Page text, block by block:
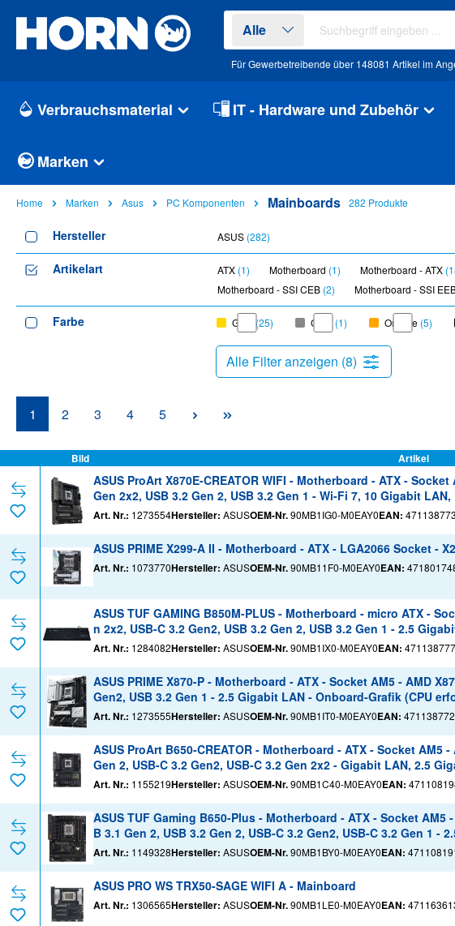
Zur Hauptnavigation springen
Alle
Für Gewerbetreibende über 148081 Artikel im
Verbrauchsmaterial IT - Hardware und Zubehör
Marken
Home Marken Asus PC Komponenten Mainboards 282 Produkte
Hersteller ASUS (282)
Artikelart ATX (1) Motherboard (1) Motherboard - ATX
Motherboard - SSI CEB (2) Motherboard - SSI
Farbe Gold (25) Grau (1) Orange (5)
Alle Filter anzeigen (8)
Seite
1 Seite
2 Seite
3 Seite
4 Seite
5
Bild Artikel
ASUS ProArt X870E-CREATOR WIFI - Motherboard - ATX -
Gen 2x2, USB 3.2 Gen 2, USB 3.2 Gen 1 - Wi-Fi 7, 10 Gigabit
h) - HD Audio (8-Kanal)
Art. Nr.: 1273554Hersteller: ASUSOEM-Nr.90MB1IG0-M0EAY0EAN:
ASUS PRIME X299-A II - Motherboard - ATX - LGA2066 Socket -
Art. Nr.: 1073770Hersteller: ASUSOEM-Nr.90MB11F0-M0EAY0EAN:
ASUS TUF GAMING B850M-PLUS - Motherboard - micro ATX -
n 2x2, USB-C 3.2 Gen2, USB 3.2 Gen 2, USB 3.2 Gen 1 - 2.5
D Audio (8-Kanal)
Art. Nr.: 1284082Hersteller: ASUSOEM-Nr.90MB1IX0-M0EAY0EAN:
ASUS PRIME X870-P - Motherboard - ATX - Socket AM5 - AMD
Gen2, USB 3.2 Gen 1 - 2.5 Gigabit LAN - Onboard-Grafik (CPU
Art. Nr.: 1273555Hersteller: ASUSOEM-Nr.90MB1IT0-M0EAY0EAN:
ASUS ProArt B650-CREATOR - Motherboard - ATX - Socket AM5
Gen 2, USB-C 3.2 Gen2, USB-C 3.2 Gen 2x2 - Gigabit LAN, 2.5
- HD Audio (8-Kanal)
Art. Nr.: 1155219Hersteller: ASUSOEM-Nr.90MB1C40-M0EAY0EAN:
ASUS TUF Gaming B650-Plus - Motherboard - ATX - Socket AM5
B 3.1 Gen 2, USB 3.2 Gen 2, USB-C 3.2 Gen2, USB-C 3.2 Gen 1
lich) - HD Audio (8-Kanal)
Art. Nr.: 1149328Hersteller: ASUSOEM-Nr.90MB1BY0-M0EAY0EAN:
ASUS PRO WS TRX50-SAGE WIFI A - Mainboard
Art. Nr.: 1306565Hersteller: ASUSOEM-Nr.90MB1LE0-M0EAY0EAN: